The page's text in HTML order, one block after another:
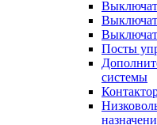
Посты
системы